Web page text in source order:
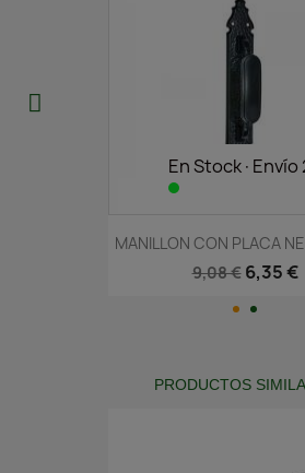
En
MANILLON CON PLACA
9,08 € 6,35 €
PRODUCTOS